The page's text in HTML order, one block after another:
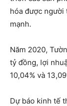
hóa được người
mạnh.
Năm 2020,
tỷ đồng, lợi
10,04% và
Dự báo kinh tế